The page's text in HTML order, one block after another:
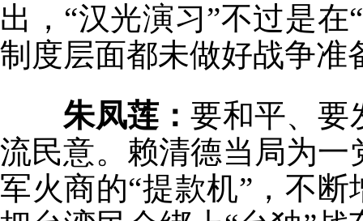
出，“汉光演习”不过是
制度层面都未做好战争准
朱凤莲：要和平、要
流民意。赖清德当局为
军火商的“提款机”，不